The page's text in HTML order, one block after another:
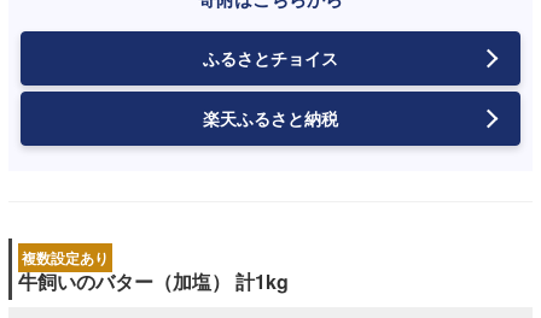
ふるさとチョイス
楽天ふるさと納税
複数設定あり
牛飼いのバター（加塩） 計1kg